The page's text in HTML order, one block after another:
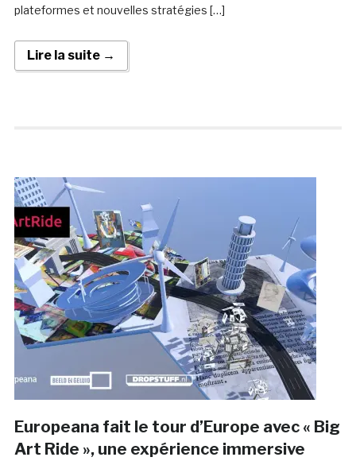
plateformes et nouvelles stratégies […]
Lire la suite →
Europeana fait le tour d’Europe avec « Big
Art Ride », une expérience immersive